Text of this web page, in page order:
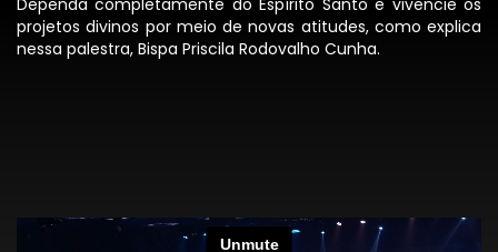
Dependa completamente do Espírito Santo e vivencie os
projetos divinos por meio de novas atitudes, como explica
nessa palestra, Bispa Priscila Rodovalho Cunha.